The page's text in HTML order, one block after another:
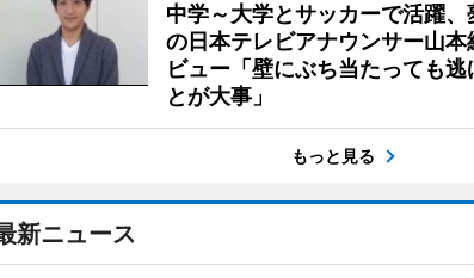
中学～大学とサッカーで活躍
の日本テレビアナウンサー山
ビュー「壁にぶち当たっても
とが大事」
もっと見る
新ニュース